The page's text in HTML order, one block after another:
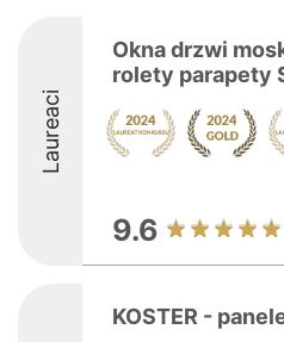
Laureaci
Okna drzwi
rolety parapety
9.6
KOSTER -